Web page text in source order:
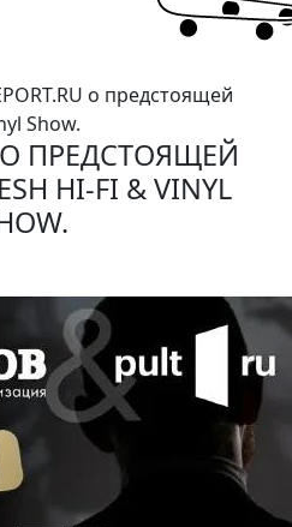
о предстоящей
Show.
О ПРЕДСТОЯЩЕЙ
HI-FI & VINYL